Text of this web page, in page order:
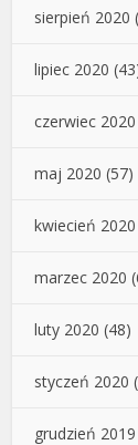
sierpień 2020
lipiec 2020
czerwiec 2020
maj 2020 (57)
kwiecień 2020
marzec 2020
luty 2020 (48)
styczeń 2020
grudzień 2019